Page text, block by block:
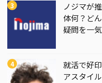
ノジマが
体何？ど
疑問を一
就活で好
アスタイ